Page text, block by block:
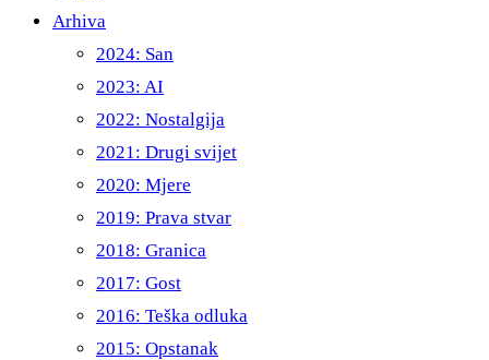
Arhiva
2024: San
2023: AI
2022: Nostalgija
2021: Drugi svijet
2020: Mjere
2019: Prava stvar
2018: Granica
2017: Gost
2016: Teška odluka
2015: Opstanak